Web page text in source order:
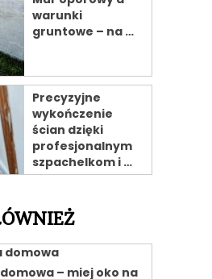
warunki
gruntowe – na …
Precyzyjne
wykończenie
ścian dzięki
profesjonalnym
szpachelkom i …
– miej oko na